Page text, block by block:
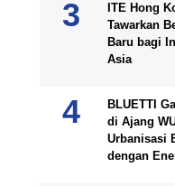
ITE Hong
Tawarkan
Baru bagi
Asia
BLUETTI
di Ajang
Urbanisasi
dengan